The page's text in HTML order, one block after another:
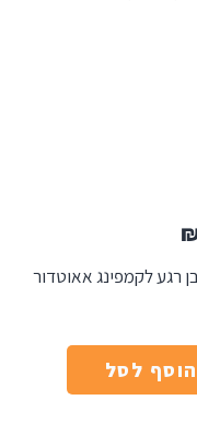
רגע לקמפינג אאוטדור
הוסף לסל